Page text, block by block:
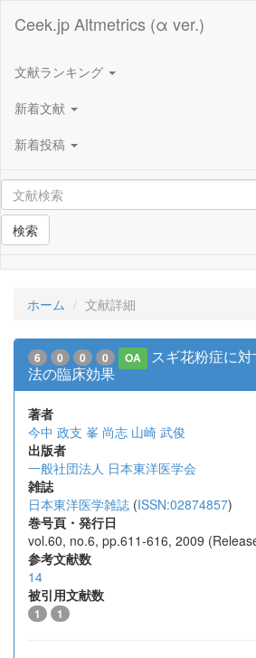
Ceek.jp Altmetrics (α ver.)
文献ランキング
新着文献
新着投稿
検索
ホーム 文献詳細
6 0 0 0 OA
スギ花粉症に
法の臨床効果
著者
今中 政支 峯 尚志 山崎 武俊
出版者
一般社団法人 日本東洋医学会
雑誌
日本東洋医学雑誌 (ISSN:02874857)
巻号頁・発行日
vol.60, no.6, pp.611-616, 2009
参考文献数
14
被引用文献数
1 1